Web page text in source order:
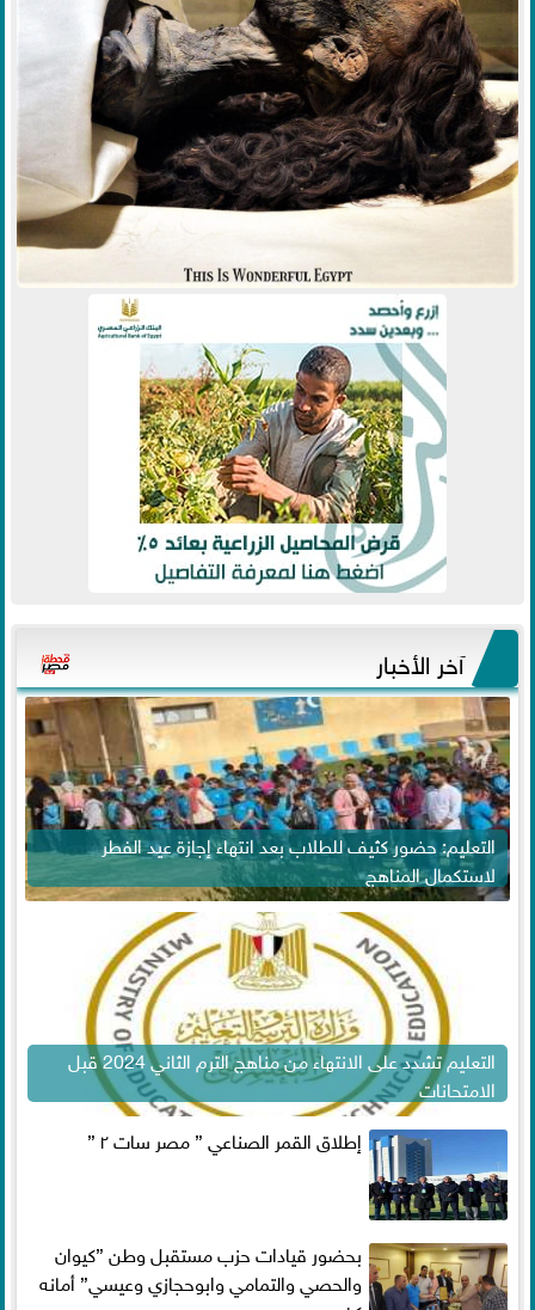
آخر الأخبار
التعليم: حضور كثيف للطلاب بعد انتهاء إجازة عيد الفطر
لاستكمال المناهج
التعليم تشدد على الانتهاء من مناهج الترم الثاني 2024 قبل
الامتحانات
إطلاق القمر الصناعي ” مصر سات ٢ ”
بحضور قيادات حزب مستقبل وطن ”كيوان
والحصي والتمامي وابوحجازي وعيسي” أمانه